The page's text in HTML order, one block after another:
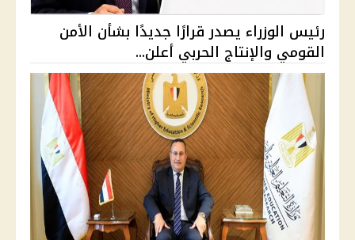
رئيس الوزراء يصدر قرارًا جديدًا بشأن الأمن
القومي والإنتاج الحربي أعلن...